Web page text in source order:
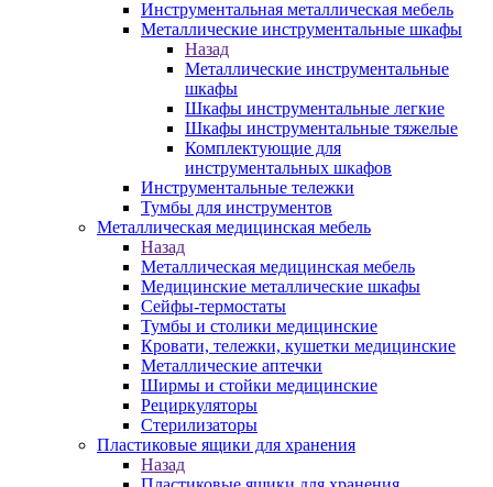
Инструментальная металлическая мебель
Металлические инструментальные шкафы
Назад
Металлические инструментальные
шкафы
Шкафы инструментальные легкие
Шкафы инструментальные тяжелые
Комплектующие для
инструментальных шкафов
Инструментальные тележки
Тумбы для инструментов
Металлическая медицинская мебель
Назад
Металлическая медицинская мебель
Медицинские металлические шкафы
Сейфы-термостаты
Тумбы и столики медицинские
Кровати, тележки, кушетки медицинские
Металлические аптечки
Ширмы и стойки медицинские
Рециркуляторы
Стерилизаторы
Пластиковые ящики для хранения
Назад